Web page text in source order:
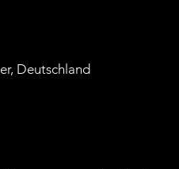
Deutschland